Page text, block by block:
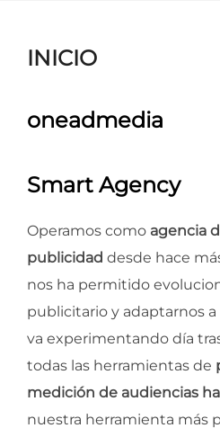
INICIO
oneadmedia
Smart Agency
Operamos como agencia
publicidad desde hace
nos ha permitido
publicitario y adaptarnos
va experimentando día
todas las herramientas de
medición de audiencias
nuestra herramienta más